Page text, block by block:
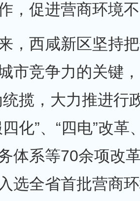
，促进营商环境
西咸新区坚持把
市竞争力的关键
统揽，大力推进行
化”、“四电”改革
体系等70余项改
选全省首批营商